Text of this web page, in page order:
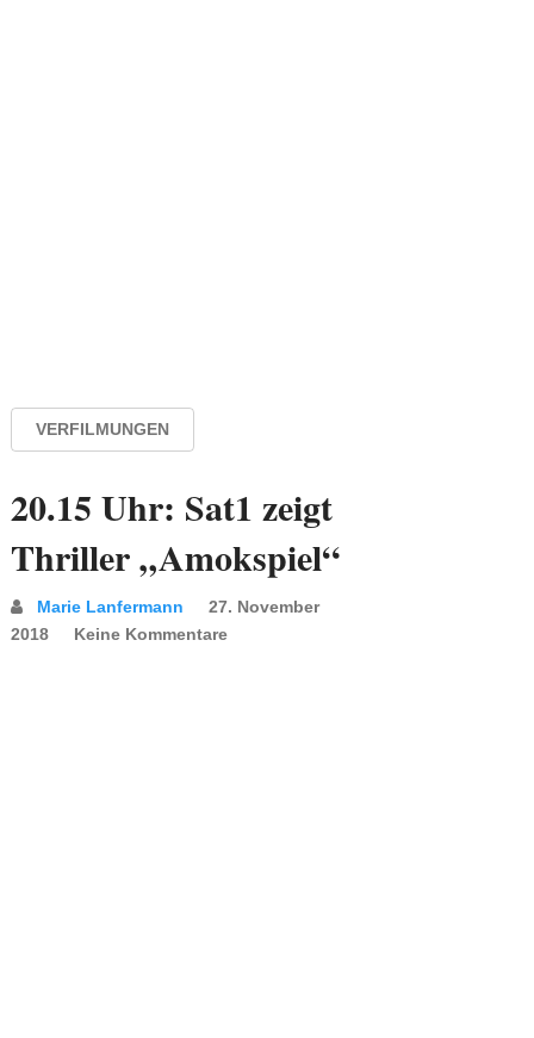
VERFILMUNGEN
20.15 Uhr: Sat1 zeigt
Thriller „Amokspiel“
Marie Lanfermann
27. November
2018
Keine Kommentare